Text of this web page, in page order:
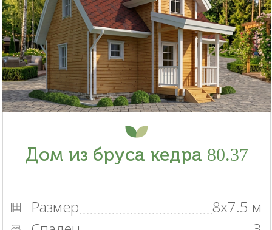
Дом из бруса кедра 80.37
Размер
8x7.5 м